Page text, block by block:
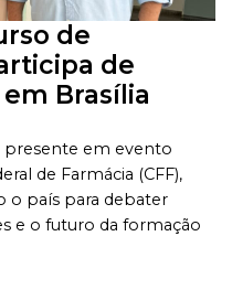
de
de
Brasília
presente em evento
de Farmácia (CFF),
o país para debater
e o futuro da formação